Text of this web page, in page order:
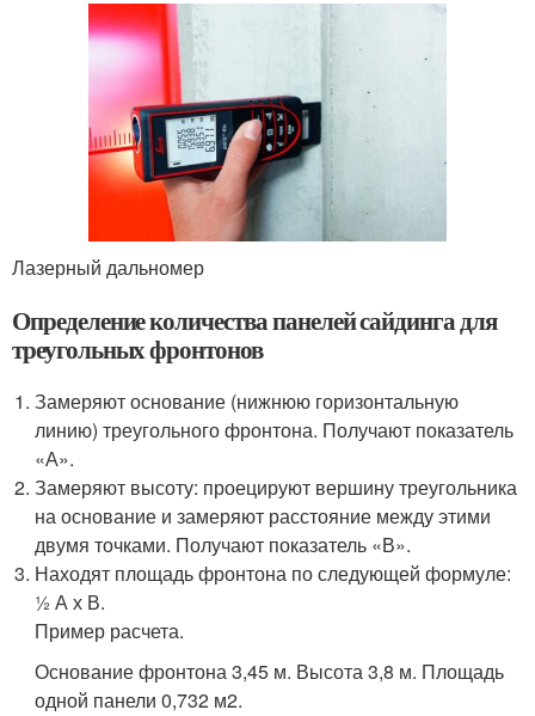
Лазерный дальномер
Определение количества панелей сайдинга для
треугольных фронтонов
Замеряют основание (нижнюю горизонтальную
линию) треугольного фронтона. Получают показатель
«А».
Замеряют высоту: проецируют вершину треугольника
на основание и замеряют расстояние между этими
двумя точками. Получают показатель «В».
Находят площадь фронтона по следующей формуле:
½ А х В.
Пример расчета.
Основание фронтона 3,45 м. Высота 3,8 м. Площадь
одной панели 0,732 м2.